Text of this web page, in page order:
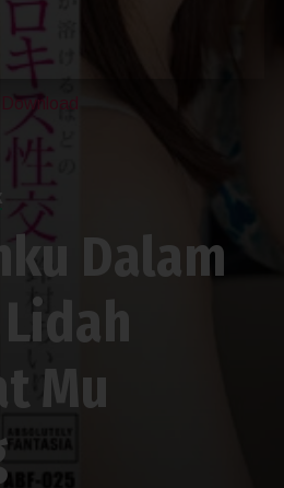
Download
Dalam
Mu